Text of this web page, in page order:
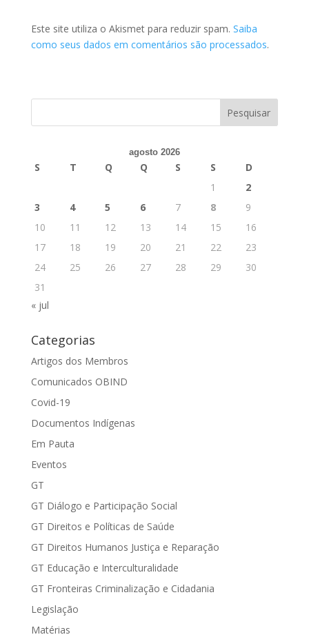
Este site utiliza o Akismet para reduzir spam. Saiba
como seus dados em comentários são processados.
agosto 2026
S T Q Q S S
D
1
2
3
4 5 6 7 8
9
10
11 12 13 14 15
16
17
18 19 20 21 22
23
24
25 26 27 28 29
30
31
« jul
Categorias
Artigos dos Membros
Comunicados OBIND
Covid-19
Documentos Indígenas
Em Pauta
Eventos
GT
GT Diálogo e Participação Social
GT Direitos e Políticas de Saúde
GT Direitos Humanos Justiça e Reparação
GT Educação e Interculturalidade
GT Fronteiras Criminalização e Cidadania
Legislação
Matérias